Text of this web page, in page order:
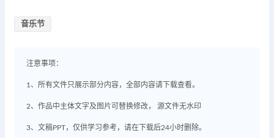
音乐节
注意事项：
1、所有文件只展示部分内容，全部内容请下载查看。
2、作品中主体文字及图片可替换修改， 源文件无水印
3、文稿PPT，仅供学习参考，请在下载后24小时删除。